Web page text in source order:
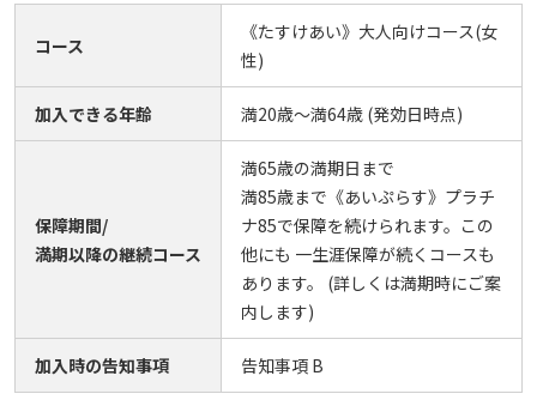
コース
《たすけあい》大人向けコース(女
性)
加入できる年齢 満20歳～満64歳 (発効日時点)
保障期間/
満期以降の継続コース
満65歳の満期日まで
満85歳まで《あいぷらす》プラチ
ナ85で保障を続けられます。この
他にも 一生涯保障が続くコースも
あります。 (詳しくは満期時にご案
内します)
加入時の告知事項 告知事項 B